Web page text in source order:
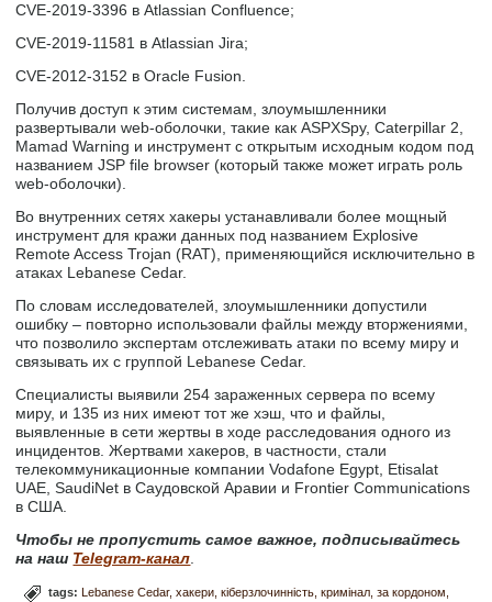
CVE-2019-3396 в Atlassian Confluence;
CVE-2019-11581 в Atlassian Jira;
CVE-2012-3152 в Oracle Fusion.
Получив доступ к этим системам, злоумышленники
развертывали web-оболочки, такие как ASPXSpy, Caterpillar 2,
Mamad Warning и инструмент с открытым исходным кодом под
названием JSP file browser (который также может играть роль
web-оболочки).
Во внутренних сетях хакеры устанавливали более мощный
инструмент для кражи данных под названием Explosive
Remote Access Trojan (RAT), применяющийся исключительно в
атаках Lebanese Cedar.
По словам исследователей, злоумышленники допустили
ошибку – повторно использовали файлы между вторжениями,
что позволило экспертам отслеживать атаки по всему миру и
связывать их с группой Lebanese Cedar.
Специалисты выявили 254 зараженных сервера по всему
миру, и 135 из них имеют тот же хэш, что и файлы,
выявленные в сети жертвы в ходе расследования одного из
инцидентов. Жертвами хакеров, в частности, стали
телекоммуникационные компании Vodafone Egypt, Etisalat
UAE, SaudiNet в Саудовской Аравии и Frontier Communications
в США.
Чтобы не пропустить самое важное, подписывайтесь
на наш Telegram-канал
tags:Lebanese Cedar хакери кіберзлочинність кримінал за кордоном